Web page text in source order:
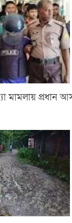
মামলায় প্রধান